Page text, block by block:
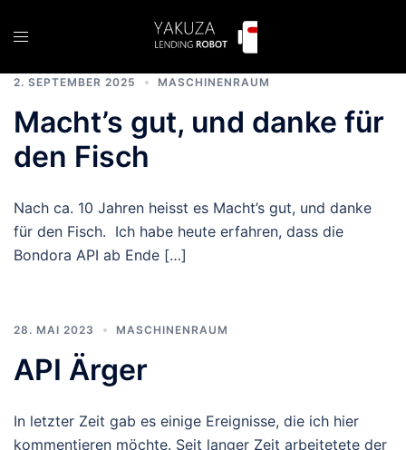
Inhalt
Menü
2. SEPTEMBER 2025 MASCHINENRAUM
Macht’s gut, und danke für
den Fisch
Nach ca. 10 Jahren heisst es Macht’s gut, und danke
für den Fisch. Ich habe heute erfahren, dass die
Bondora API ab Ende […]
28. MAI 2023 MASCHINENRAUM
API Ärger
In letzter Zeit gab es einige Ereignisse, die ich hier
kommentieren möchte. Seit langer Zeit arbeitetete der